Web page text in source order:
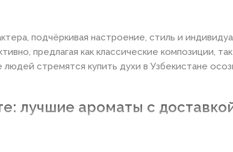
подчёркивая настроение, стиль и
предлагая как классические композиции,
стремятся купить духи в Узбекистане
лучшие ароматы с
к выбору ароматов. Для кого-то важен элитный